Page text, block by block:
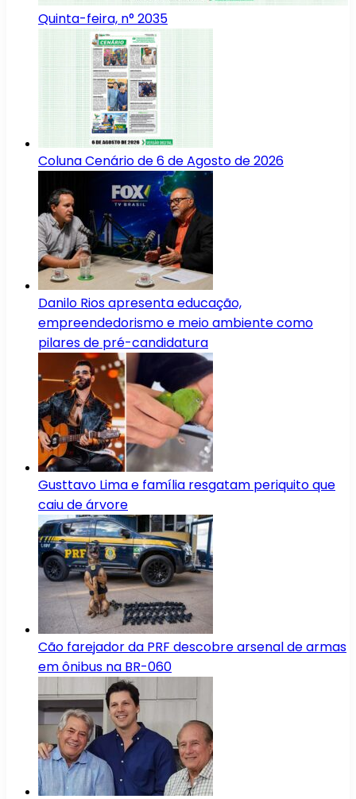
Quinta-feira, n° 2035
Coluna Cenário de 6 de Agosto de 2026
Danilo Rios apresenta educação,
empreendedorismo e meio ambiente como
pilares de pré-candidatura
Gusttavo Lima e família resgatam periquito que
caiu de árvore
Cão farejador da PRF descobre arsenal de armas
em ônibus na BR-060